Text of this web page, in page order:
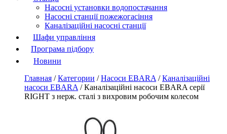
Насосні установки водопостачання
Насосні станції пожежогасіння
Каналізаційні насосні станції
Шафи управління
Програма підбору
Новини
Главная /Категории /Насоси EBARA/Каналізаційні
насоси EBARA/Каналізаційні насоси EBARA серії
RIGHT з нерж. сталі з вихровим робочим колесом